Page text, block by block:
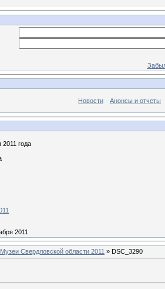
Новости Анонсы и отчеты
года
2011
Музеи Свердловской области 2011 » DSC_3290